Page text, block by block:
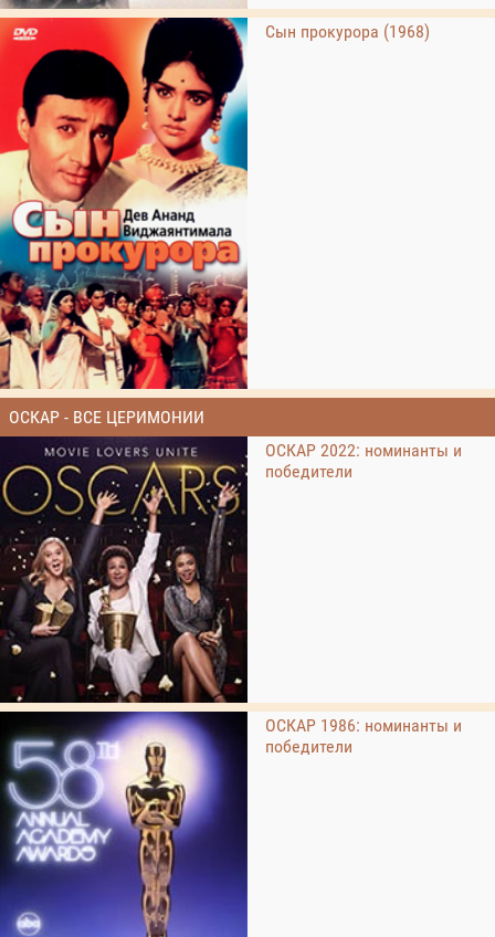
Сын прокурора (1968)
ОСКАР - ВСЕ ЦЕРИМОНИИ
ОСКАР 2022: номинанты и
победители
ОСКАР 1986: номинанты и
победители